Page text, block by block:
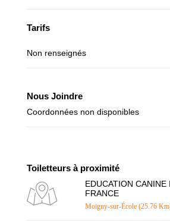
Tarifs
Non renseignés
Nous Joindre
Coordonnées non disponibles
Toiletteurs à proximité
EDUCATION CANINE
FRANCE
Moigny-sur-École (25.76